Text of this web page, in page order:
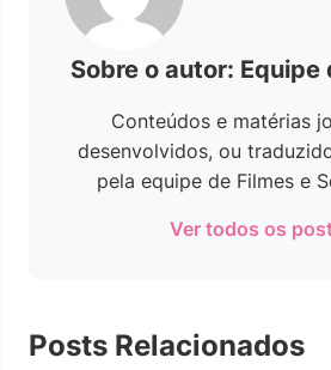
Sobre o autor: Equipe
Conteúdos e matérias
desenvolvidos, ou
pela equipe de Filmes e
Ver todos os
Posts Relacionados